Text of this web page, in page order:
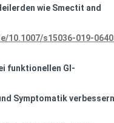
wie Smectit and
10.1007/s15036-019-
funktionellen GI-
Symptomatik verbessern